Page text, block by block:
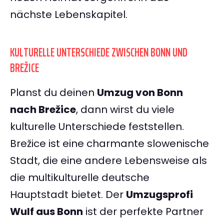
nächste Lebenskapitel.
KULTURELLE UNTERSCHIEDE ZWISCHEN BONN UND
BREŽICE
Planst du deinen Umzug von Bonn
nach Brežice, dann wirst du viele
kulturelle Unterschiede feststellen.
Brežice ist eine charmante slowenische
Stadt, die eine andere Lebensweise als
die multikulturelle deutsche
Hauptstadt bietet. Der Umzugsprofi
Wulf aus Bonn ist der perfekte Partner